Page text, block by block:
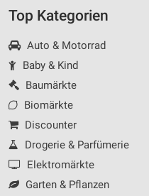
Top Kategorien
Auto & Motorrad
Baby & Kind
Baumärkte
Biomärkte
Discounter
Drogerie & Parfümerie
Elektromärkte
Garten & Pflanzen